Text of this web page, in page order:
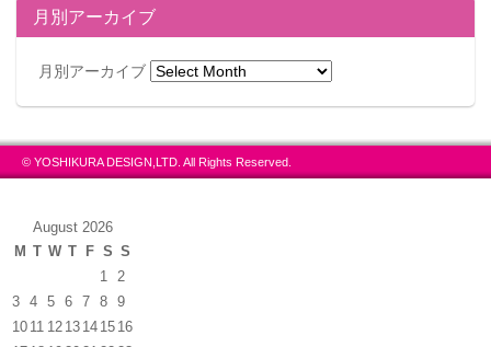
月別アーカイブ
月別アーカイブ
© YOSHIKURA DESIGN,LTD. All Rights Reserved.
August 2026
M T W T F S S
1
2
3
4 5 6 7 8
9
10 11 12 13 14 15 16